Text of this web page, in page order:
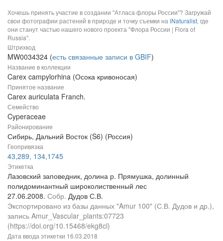
Хочешь принять участие в создании "Атласа флоры России"? Загружай
свои фотографии растений в природе и точку съемки на iNaturalist, где
они станут частью нашего нового проекта "Флора России | Flora of
Russia".
Штрихкод
MW0034324 (есть связанные записи в GBIF)
Название в коллекции
Carex campylorhina (Осока кривоносая)
Принятое название
Carex auriculata Franch.
Семейство
Cyperaceae
Районирование
Сибирь, Дальний Восток (S6) (Россия)
Геопривязка
43,289, 134,1745
Этикетка
Лазовский заповедник, долина р. Прямушка, долинный
полидоминантный широколиственный лес
27.06.2008. Собр. Дудов С.В.
Экспортировано из базы данных "Amur 100" (С.В. Дудов и др.),
запись Amur_Vascular_plants:07723
(https://doi.org/10.15468/ekg8cl)
Дата ввода этикетки 16.03.2018